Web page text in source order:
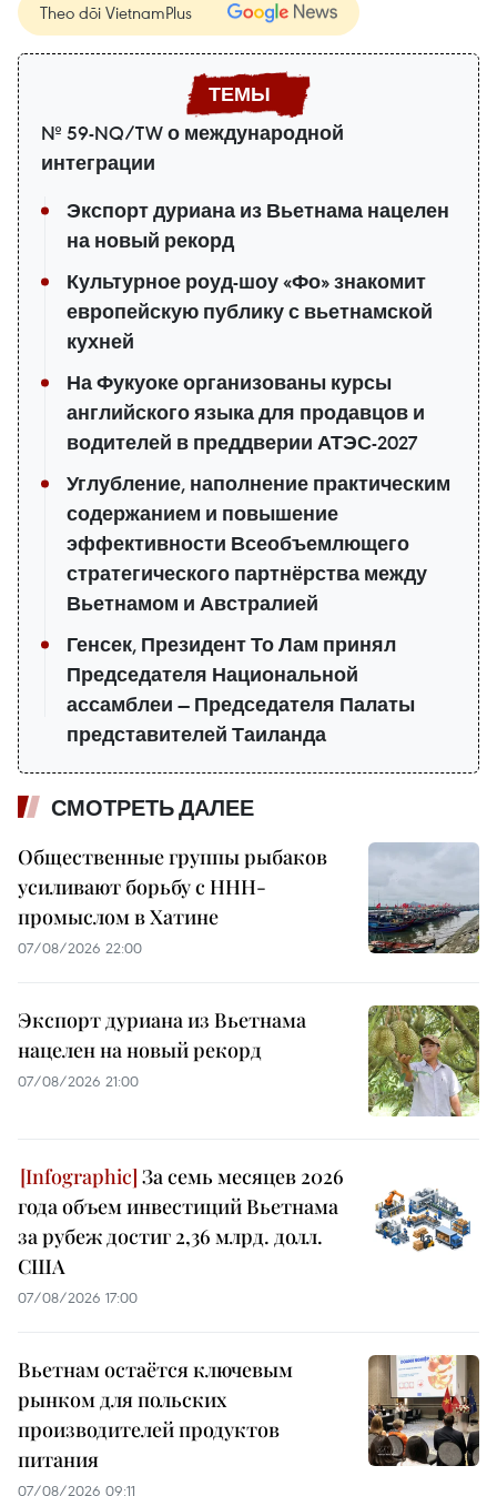
Theo dõi VietnamPlus
№ 59-NQ/TW о международной
интеграции
Экспорт дуриана из Вьетнама нацелен
на новый рекорд
Культурное роуд-шоу «Фо» знакомит
европейскую публику с вьетнамской
кухней
На Фукуоке организованы курсы
английского языка для продавцов и
водителей в преддверии АТЭС-2027
Углубление, наполнение практическим
содержанием и повышение
эффективности Всеобъемлющего
стратегического партнёрства между
Вьетнамом и Австралией
Генсек, Президент То Лам принял
Председателя Национальной
ассамблеи — Председателя Палаты
представителей Таиланда
СМОТРЕТЬ ДАЛЕЕ
Общественные группы рыбаков
усиливают борьбу с ННН-
промыслом в Хатине
07/08/2026 22:00
Экспорт дуриана из Вьетнама
нацелен на новый рекорд
07/08/2026 21:00
За семь месяцев 2026
года объем инвестиций Вьетнама
за рубеж достиг 2,36 млрд. долл.
США
07/08/2026 17:00
Вьетнам остаётся ключевым
рынком для польских
производителей продуктов
питания
07/08/2026 09:11